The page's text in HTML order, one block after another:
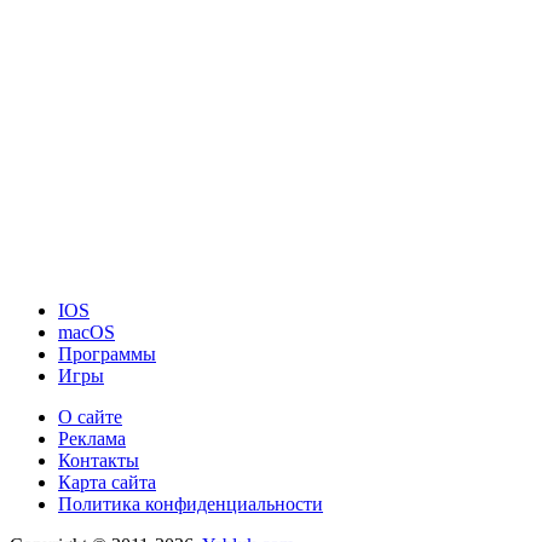
IOS
macOS
Программы
Игры
О сайте
Реклама
Контакты
Карта сайта
Политика конфиденциальности